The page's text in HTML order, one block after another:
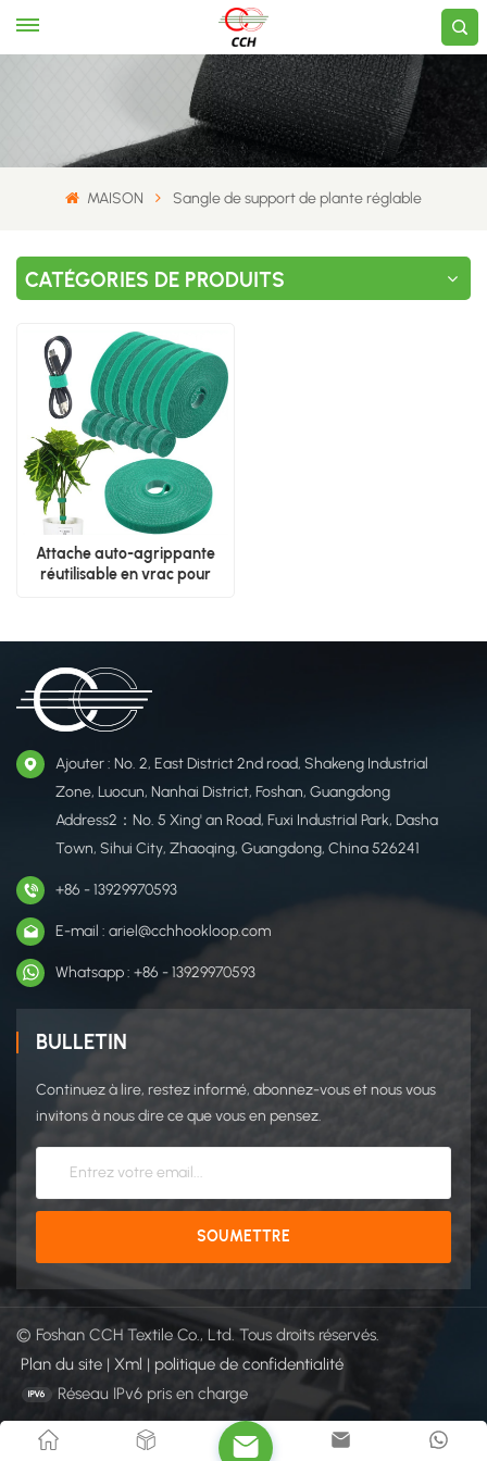
MAISON Sangle de support de plante réglable
CATÉGORIES DE PRODUITS
Attache auto-agrippante
réutilisable en vrac pour
Ajouter : No. 2, East District 2nd road, Shakeng Industrial
Zone, Luocun, Nanhai District, Foshan, Guangdong
Address2：No. 5 Xing' an Road, Fuxi Industrial Park, Dasha
Town, Sihui City, Zhaoqing, Guangdong, China 526241
+86 - 13929970593
E-mail : ariel@cchhookloop.com
Whatsapp : +86 - 13929970593
BULLETIN
Continuez à lire, restez informé, abonnez-vous et nous vous
invitons à nous dire ce que vous en pensez.
© Foshan CCH Textile Co., Ltd. Tous droits réservés.
Plan du site | Xml | politique de confidentialité
Réseau IPv6 pris en charge